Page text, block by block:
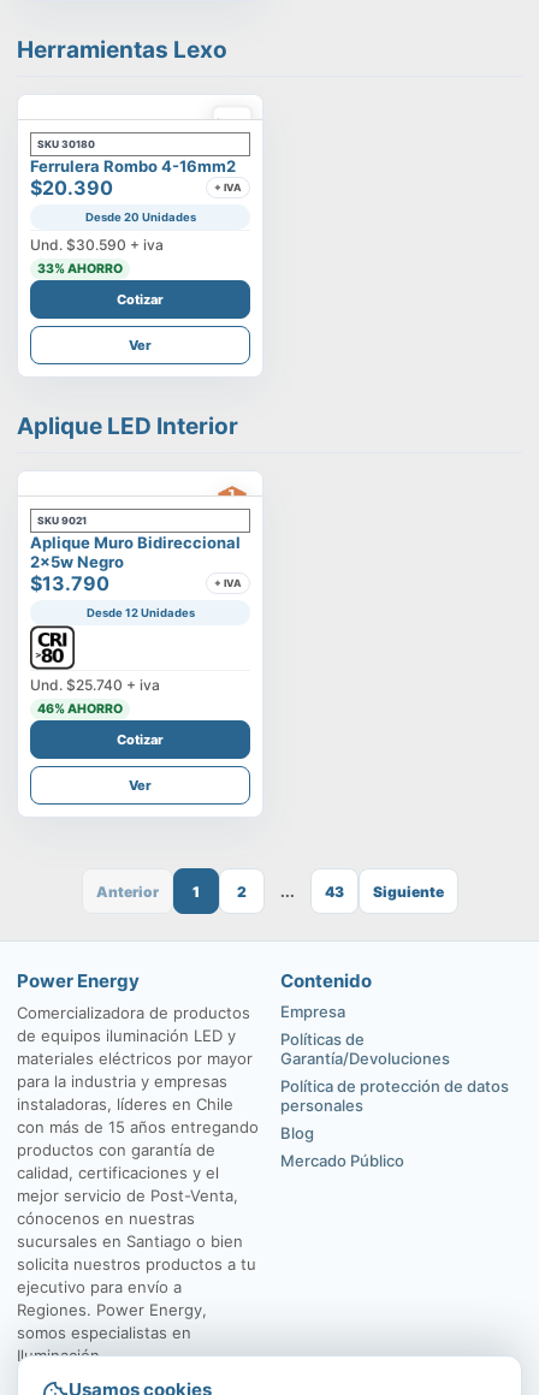
Herramientas Lexo
SKU 30180
Ferrulera Rombo 4-16mm2
$20.390 + IVA
Desde 20 Unidades
Und. $30.590 + iva
33% AHORRO
Cotizar
Ver
Aplique LED Interior
SKU 9021
Aplique Muro Bidireccional
2x5w Negro
$13.790 + IVA
Desde 12 Unidades
Und. $25.740 + iva
46% AHORRO
Cotizar
Ver
Anterior 1 2 ... 43 Siguiente
Power Energy
Comercializadora de productos
de equipos iluminación LED y
materiales eléctricos por mayor
para la industria y empresas
instaladoras, líderes en Chile
con más de 15 años entregando
productos con garantía de
calidad, certificaciones y el
mejor servicio de Post-Venta,
cónocenos en nuestras
sucursales en Santiago o bien
solicita nuestros productos a tu
ejecutivo para envío a
Regiones. Power Energy,
somos especialistas en
Iluminación.
Contenido
Empresa
Políticas de
Garantía/Devoluciones
Política de protección de datos
personales
Blog
Mercado Público
Usamos cookies